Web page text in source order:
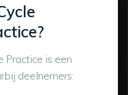
Practice is een
deelnemers: